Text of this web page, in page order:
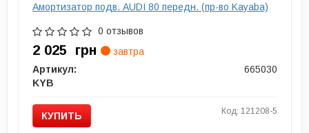
Амортизатор подв. AUDI 80 передн. (пр-во Kayaba)
0 отзывов
2 025 грн
завтра
Артикул:
665030
KYB
КУПИТЬ Код: 121208-5